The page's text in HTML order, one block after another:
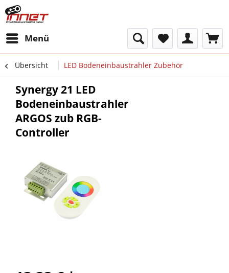
Menü
Übersicht LED Bodeneinbaustrahler Zubehör
Synergy 21 LED
Bodeneinbaustrahler
ARGOS zub RGB-
Controller